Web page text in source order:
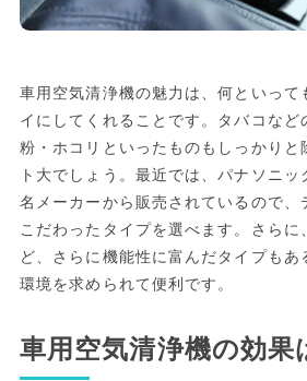
車用空気清浄機の魅力は、何といって
イにしてくれることです。タバコなど
粉・ホコリといったものもしっかりと
ト大でしょう。最近では、パナソニ
名メーカーから販売されているので、
こだわったタイプを選べます。さらに
ど、さらに機能性に富んだタイプもあ
環境を求められて便利です。
車用空気清浄機の効果